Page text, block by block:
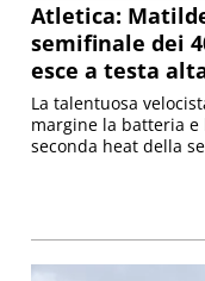
Atletica:
semifinale dei
esce a testa
La talentuosa
margine la batteria
seconda heat della